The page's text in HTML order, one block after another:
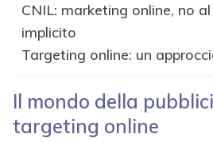
CNIL: marketing online, no
implicito
Targeting online: un
Il mondo della
targeting online